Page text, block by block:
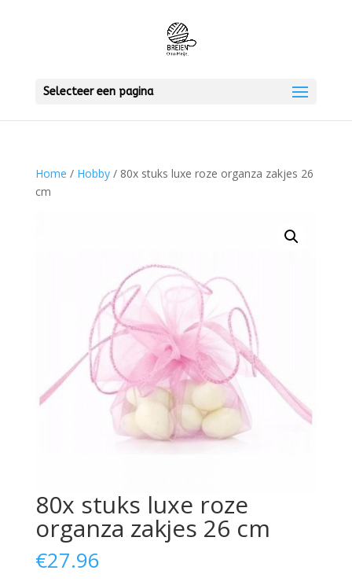
Selecteer een pagina
Home / Hobby/ 80x stuks luxe roze organza zakjes 26
cm
80x stuks luxe roze
organza zakjes 26 cm
€27.96